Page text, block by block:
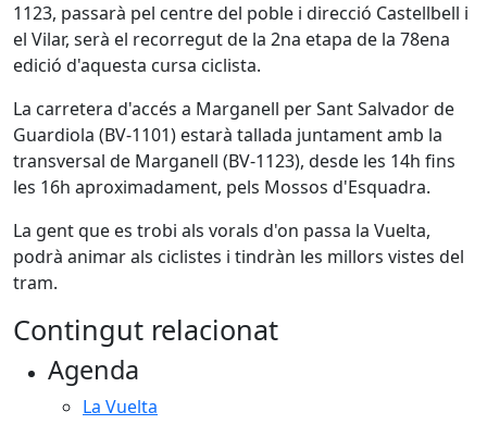
1123, passarà pel centre del poble i direcció Castellbell i
el Vilar, serà el recorregut de la 2na etapa de la 78ena
edició d'aquesta cursa ciclista.
La carretera d'accés a Marganell per Sant Salvador de
Guardiola (BV-1101) estarà tallada juntament amb la
transversal de Marganell (BV-1123), desde les 14h fins
les 16h aproximadament, pels Mossos d'Esquadra.
La gent que es trobi als vorals d'on passa la Vuelta,
podrà animar als ciclistes i tindràn les millors vistes del
tram.
Contingut relacionat
Agenda
La Vuelta